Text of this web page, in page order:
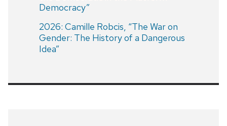
Democracy”
2026: Camille Robcis, “The War on
Gender: The History of a Dangerous
Idea”